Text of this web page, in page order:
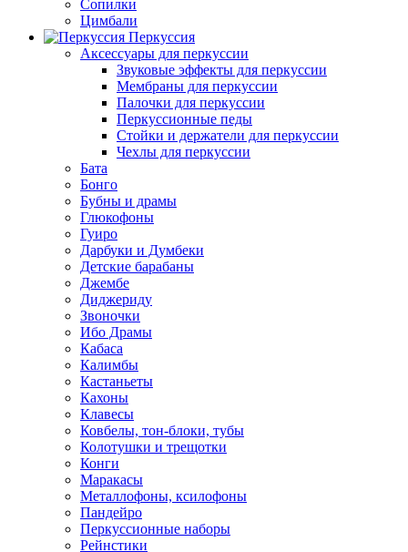
Сопилки
Цимбали
Перкуссия
Аксессуары для перкуссии
Звуковые эффекты для перкуссии
Мембраны для перкуссии
Палочки для перкуссии
Перкуссионные педы
Стойки и держатели для перкуссии
Чехлы для перкуссии
Бата
Бонго
Бубны и драмы
Глюкофоны
Гуиро
Дарбуки и Думбеки
Детские барабаны
Джембе
Диджериду
Звоночки
Ибо Драмы
Кабаса
Калимбы
Кастаньеты
Кахоны
Клавесы
Ковбелы, тон-блоки, тубы
Колотушки и трещотки
Конги
Маракасы
Металлофоны, ксилофоны
Пандейро
Перкуссионные наборы
Рейнстики